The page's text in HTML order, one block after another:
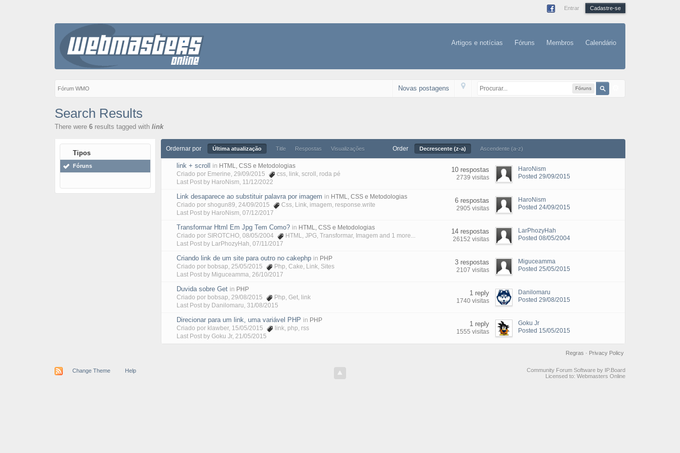
Entrar Cadastre-se
Artigos e notícias Fóruns Membros Calendário
Fórum WMO Fóruns
Novas postagens
Search Results
There were 6results tagged with link
Tipos
Fóruns
Ordernar por Última atualização Title Respostas Visualizações Order Decrescente (z-a) Ascendente (a-z)
link + scroll in HTML, CSS e Metodologias
Criado por Emerine, 29/09/2015 css, link, scroll , roda pé
Last Post by HaroNism, 11/12/2022
10 respostas
2739 visitas
HaroNism
Posted 29/09/2015
Link desaparece ao substituir palavra por imagem in HTML, CSS e Metodologias
Criado por shogun89, 24/09/2015 Css, Link, imagem, response.write
Last Post by HaroNism, 07/12/2017
6 respostas
2905 visitas
HaroNism
Posted 24/09/2015
Transformar Html Em Jpg Tem Como? in HTML, CSS e Metodologias
Criado por SIROTCHO, 08/05/2004 HTML, JPG, Transformar, Imagem and 1 more...
Last Post by LarPhozyHah, 07/11/2017
14 respostas
26152 visitas
LarPhozyHah
Posted 08/05/2004
Criando link de um site para outro no cakephp in PHP
Criado por bobsap, 25/05/2015 Php, Cake, Link, Sites
Last Post by Miguceamma, 26/10/2017
3 respostas
2107 visitas
Miguceamma
Posted 25/05/2015
Duvida sobre Get in PHP
Criado por bobsap, 29/08/2015 Php, Get, link
Last Post by Danilomaru, 31/08/2015
1 reply
1740 visitas
Danilomaru
Posted 29/08/2015
Direcionar para um link, uma variável PHP in PHP
Criado por klawber, 15/05/2015 link, php, rss
Last Post by Goku Jr, 21/05/2015
1 reply
1555 visitas
Goku Jr
Posted 15/05/2015
Privacy Policy
Regras ·
Change Theme Help
Community Forum Software by IP.Board
Licensed to: Webmasters Online